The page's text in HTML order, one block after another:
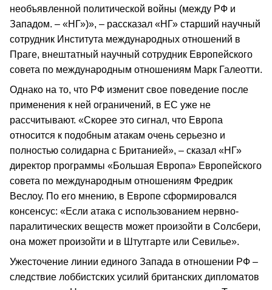
необъявленной политической войны (между РФ и
Западом. – «НГ»)», – рассказал «НГ» старший научный
сотрудник Института международных отношений в
Праге, внештатный научный сотрудник Европейского
совета по международным отношениям Марк Галеотти.
Однако на то, что РФ изменит свое поведение после
применения к ней ограничений, в ЕС уже не
рассчитывают. «Скорее это сигнал, что Европа
относится к подобным атакам очень серьезно и
полностью солидарна с Британией», – сказал «НГ»
директор программы «Большая Европа» Европейского
совета по международным отношениям Фредрик
Веслоу. По его мнению, в Европе сформировался
консенсус: «Если атака с использованием нервно-
паралитических веществ может произойти в Солсбери,
она может произойти и в Штутгарте или Севилье».
Ужесточение линии единого Запада в отношении РФ –
следствие лоббистских усилий британских дипломатов